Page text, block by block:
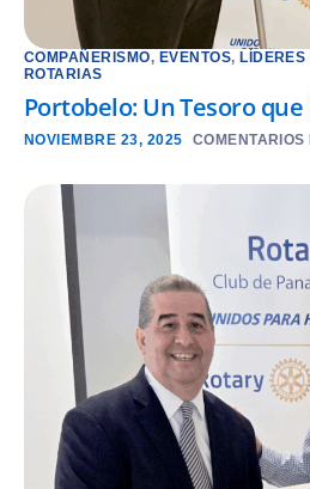
COMPAÑERISMO, EVENTOS,LÍDERES
ROTARIAS
Portobelo: Un Tesoro que
NOVIEMBRE 23, 2025